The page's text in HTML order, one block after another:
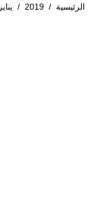
الرئيسية /
2019
/ يناير